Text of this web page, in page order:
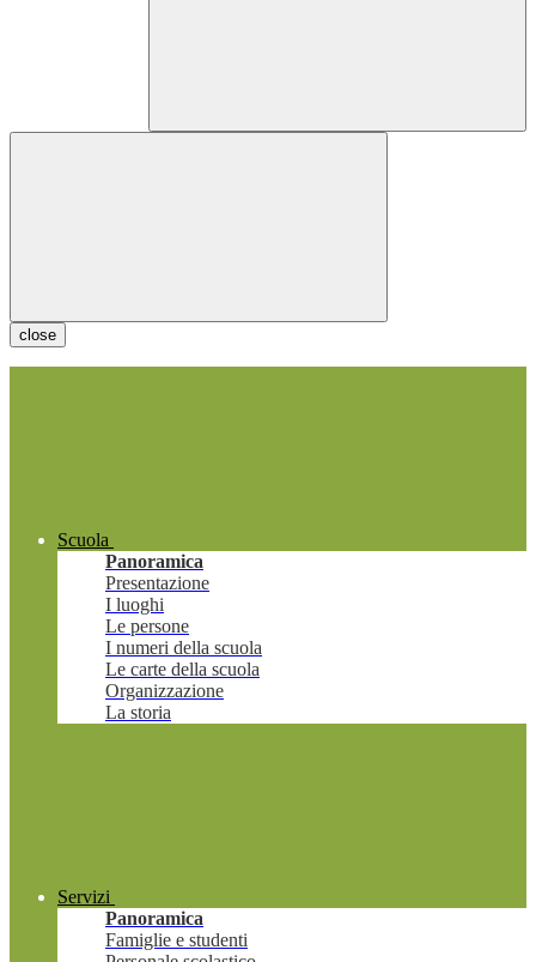
close
Scuola
Panoramica
Presentazione
I luoghi
Le persone
I numeri della scuola
Le carte della scuola
Organizzazione
La storia
Servizi
Panoramica
Famiglie e studenti